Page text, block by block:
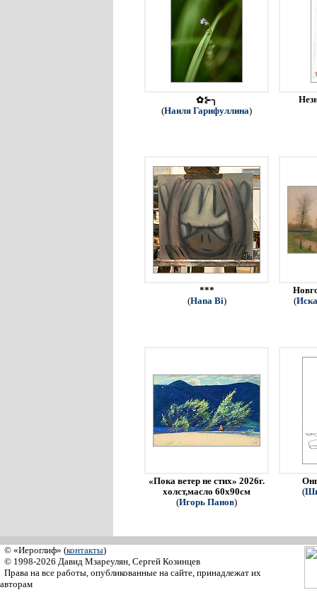
✿⊱╮
(Наиля Гарифуллина)
***
(Hana Bi)
(
«Пока ветер не стих» 2026г.
холст,масло 60х90см
(Игорь Панов)
(
© «Иероглиф» (контакты)
© 1998-2026 Давид Мзареулян, Сергей Козинцев
Права на все работы, опубликованные на сайте, принадлежат их
авторам